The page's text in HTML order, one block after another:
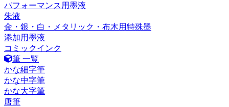
パフォーマンス用墨液
朱液
金・銀・白・メタリック・布木用特殊墨
添加用墨液
コミックインク
筆 一覧
かな細字筆
かな中字筆
かな大字筆
唐筆